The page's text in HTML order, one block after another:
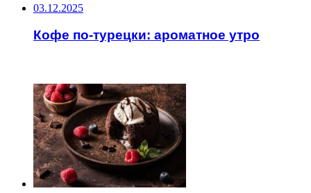
03.12.2025
Кофе по-турецки: ароматное утро